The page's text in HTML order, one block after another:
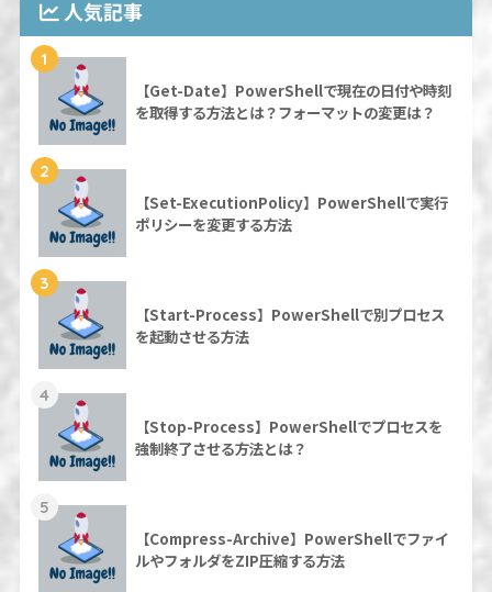
人気記事
1
【Get-Date】PowerShellで現在の日付や時刻
を取得する方法とは？フォーマットの変更は？
2
【Set-ExecutionPolicy】PowerShellで実行
ポリシーを変更する方法
3
【Start-Process】PowerShellで別プロセス
を起動させる方法
4
【Stop-Process】PowerShellでプロセスを
強制終了させる方法とは？
5
【Compress-Archive】PowerShellでファイ
ルやフォルダをZIP圧縮する方法